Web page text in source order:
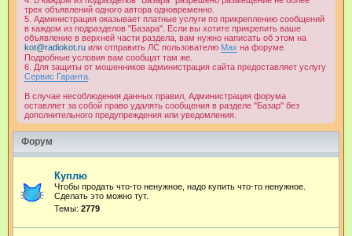
трех объявлений одного автора одновременно.
5. Администрация оказывает платные услуги по прикреплению сообщений
в каждом из подразделов "Базара". Если вы хотите прикрепить ваше
объявление в верхней части раздела, вам нужно написать об этом на
kot@radiokot.ru или отправить ЛС пользователю Max на форуме.
Подробные условия вам сообщат там же.
6. Для защиты от мошенников администрация сайта предоставляет услугу
Сервис Гаранта
В случае несоблюдения данных правил, Администрация форума
оставляет за собой право удалять сообщения в разделе "Базар" без
дополнительного предупреждения или уведомления.
Форум
Куплю
Чтобы продать что-то ненужное, надо купить что-то ненужное.
Сделать это можно тут.
Темы: 2779